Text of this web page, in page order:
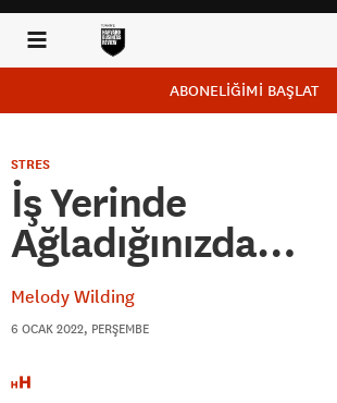
ABONELİĞİMİ BAŞLAT
STRES
İş Yerinde
Ağladığınızda…
Melody Wilding
6 OCAK 2022, PERŞEMBE